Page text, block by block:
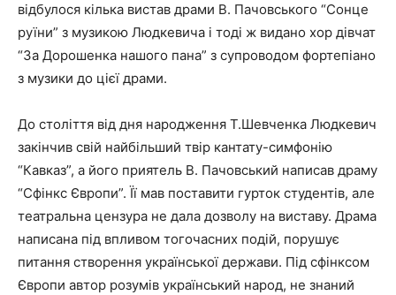
відбулося кілька вистав драми В. Пачовського “Сонце
руїни” з музикою Людкевича і тоді ж видано хор дівчат
“За Дорошенка нашого пана” з супроводом фортепіано
з музики до цієї драми.
До століття від дня народження Т.Шевченка Людкевич
закінчив свій найбільший твір кантату-симфонію
“Кавказ”, а його приятель В. Пачовський написав драму
“Сфінкс Європи”. Її мав поставити гурток студентів, але
театральна цензура не дала дозволу на виставу. Драма
написана під впливом тогочасних подій, порушує
питання створення української держави. Під сфінксом
Європи автор розумів український народ, не знаний